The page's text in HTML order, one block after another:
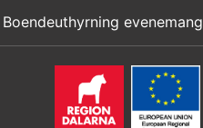
Boendeuthyrning evenemang